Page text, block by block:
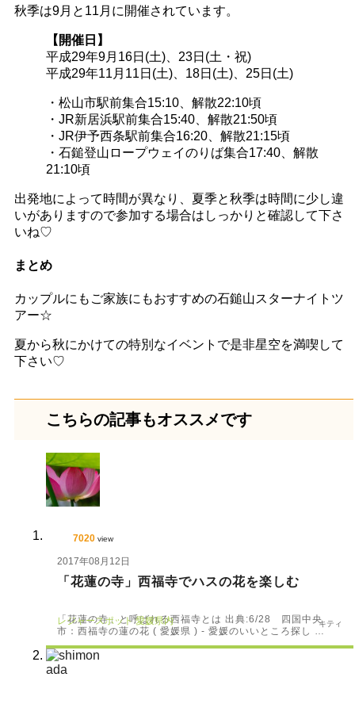
秋季は9月と11月に開催されています。
【開催日】
平成29年9月16日(土)、23日(土・祝)
平成29年11月11日(土)、18日(土)、25日(土)
・松山市駅前集合15:10、解散22:10頃
・JR新居浜駅前集合15:40、解散21:50頃
・JR伊予西条駅前集合16:20、解散21:15頃
・石鎚登山ロープウェイのりば集合17:40、解散
21:10頃
出発地によって時間が異なり、夏季と秋季は時間に少し違
いがありますので参加する場合はしっかりと確認して下さ
いね♡
まとめ
カップルにもご家族にもおすすめの石鎚山スターナイトツ
アー☆
夏から秋にかけての特別なイベントで是非星空を満喫して
下さい♡
こちらの記事もオススメです
7020 view
2017年08月12日
「花蓮の寺」西福寺でハスの花を楽しむ
「花蓮の寺」と呼ばれる西福寺とは 出典:6/28 四国中央
市：西福寺の蓮の花 ( 愛媛県 ) - 愛媛のいいところ探し …
レジャースポット 愛媛県内 キティ